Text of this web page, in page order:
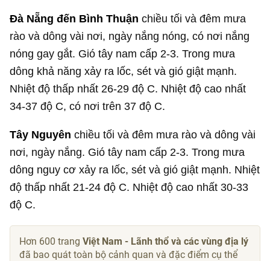
Đà Nẵng đến Bình Thuận chiều tối và đêm mưa
rào và dông vài nơi, ngày nắng nóng, có nơi nắng
nóng gay gắt. Gió tây nam cấp 2-3. Trong mưa
dông khả năng xảy ra lốc, sét và gió giật mạnh.
Nhiệt độ thấp nhất 26-29 độ C. Nhiệt độ cao nhất
34-37 độ C, có nơi trên 37 độ C.
Tây Nguyên chiều tối và đêm mưa rào và dông vài
nơi, ngày nắng. Gió tây nam cấp 2-3. Trong mưa
dông nguy cơ xảy ra lốc, sét và gió giật mạnh. Nhiệt
độ thấp nhất 21-24 độ C. Nhiệt độ cao nhất 30-33
độ C.
Hơn 600 trangViệt Nam - Lãnh thổ và các vùng địa lý
đã bao quát toàn bộ cảnh quan và đặc điểm cụ thể